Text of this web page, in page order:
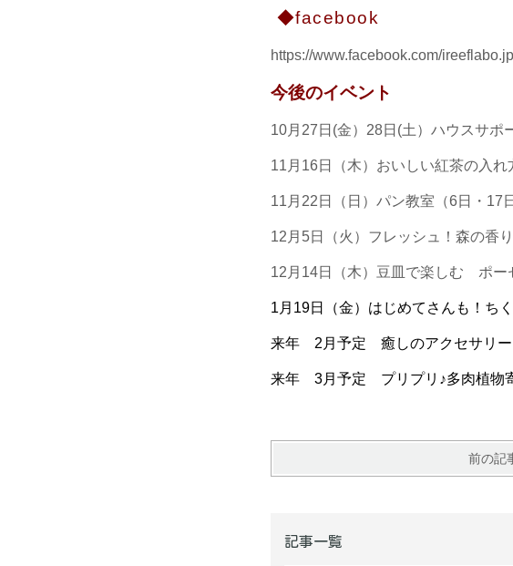
◆facebook
https://www.facebook.com/
今後のイベント
10月27日(金）28日(土）ハウスサポ
11月16日（木）おいしい紅茶の入れ
11月22日（日）パン教室（6日・17
12月5日（火）フレッシュ！森の香
12月14日（木）豆皿で楽しむ ポー
1月19日（金）はじめてさんも！ち
来年 2月予定 癒しのアクセサリー
来年 3月予定 プリプリ♪多肉植物
前の記
記事一覧